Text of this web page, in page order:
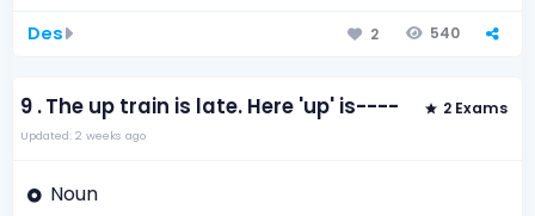
Des 2 540
9 .The up train is late. Here 'up' is---- 2 Exams
Updated: 2 weeks ago
Noun